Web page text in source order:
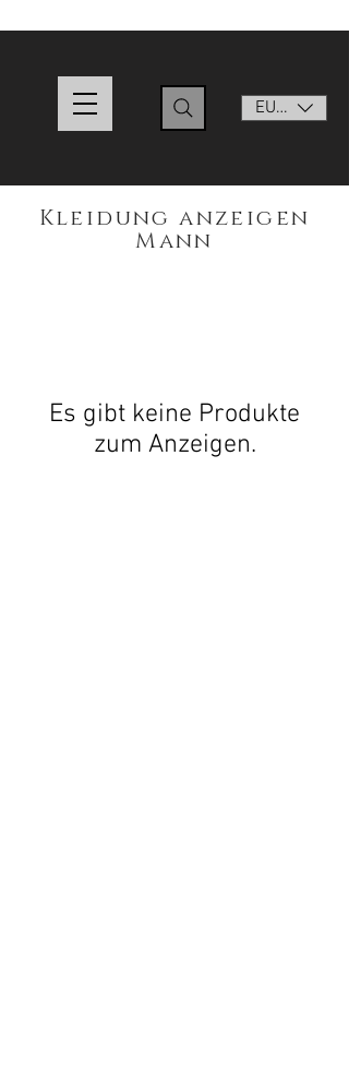
EUR (€)
Kleidung anzeigen
Mann
Es gibt keine Produkte
zum Anzeigen.